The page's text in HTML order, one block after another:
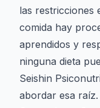
las restricciones
comida hay
aprendidos y
ninguna dieta
Seishin
abordar esa raíz.